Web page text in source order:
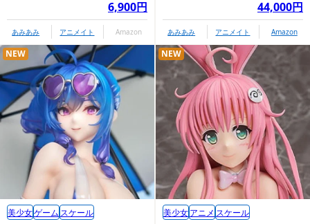
6,900円
あみあみ アニメイト Amazon
44,000円
あみあみ アニメイト Amazon
NEW
美少女ゲーム スケール
NEW
美少女アニメ スケール